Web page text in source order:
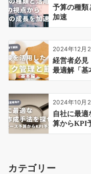
予算の種類
加速
2024年12月
経営者必見
最適解「基
2024年10月
自社に最
算からKPI
カテゴリー